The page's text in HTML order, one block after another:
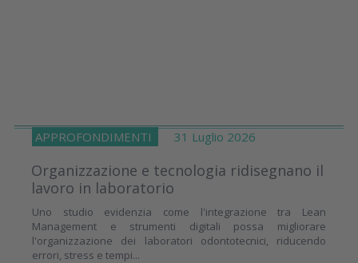
APPROFONDIMENTI 31 Luglio 2026
Organizzazione e tecnologia ridisegnano il
lavoro in laboratorio
Uno studio evidenzia come l'integrazione tra Lean
Management e strumenti digitali possa migliorare
l'organizzazione dei laboratori odontotecnici, riducendo
errori, stress e tempi...